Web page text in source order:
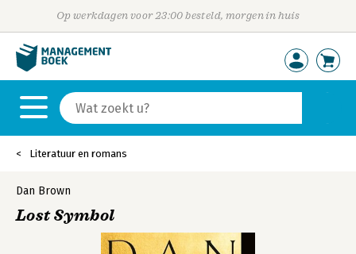
Op werkdagen voor 23:00 besteld, morgen in huis
Literatuur en romans
Dan Brown
Lost Symbol